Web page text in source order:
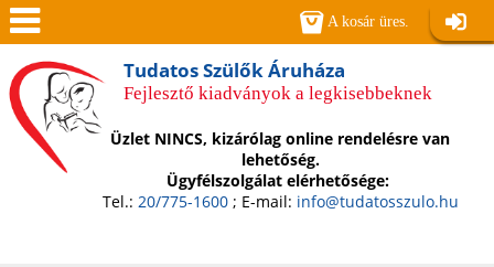
Jump to navigation
Tudatos Szülők Áruháza
Fejlesztő kiadványok a legkisebbeknek
Üzlet NINCS, kizárólag online rendelésre van
lehetőség.
Ügyfélszolgálat elérhetősége:
Tel.: 20/775-1600; E-mail: info@tudatosszulo.hu
A kosár üres.
Men
ü